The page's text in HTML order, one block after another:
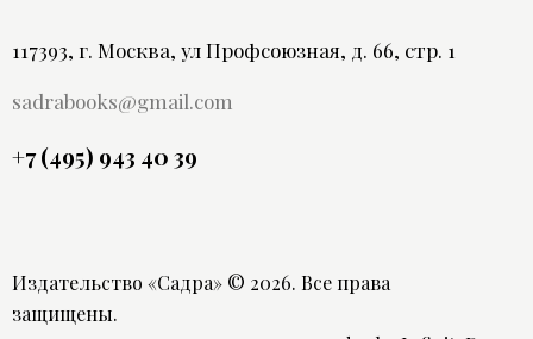
117393, г. Москва, ул Профсоюзная, д. 66, стр. 1
sadrabooks@gmail.com
+7 (495) 943 40 39
Издательство «Садра» © 2026. Все права
защищены.